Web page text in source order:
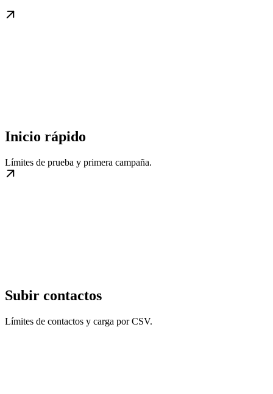
Inicio rápido
Límites de prueba y primera campaña.
Subir contactos
Límites de contactos y carga por CSV.